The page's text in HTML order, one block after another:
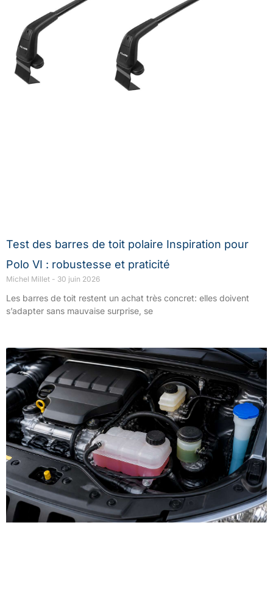
Test des barres de toit polaire Inspiration pour
Polo VI : robustesse et praticité
Michel Millet 30 juin 2026
Les barres de toit restent un achat très concret: elles doivent
s’adapter sans mauvaise surprise, se